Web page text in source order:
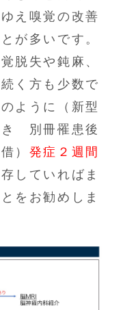
え嗅覚の改善
が多いです。
脱失や鈍麻、
く方も少数で
ように（新型
き 別冊罹患後
） 発症２週間
していればま
をお勧めしま